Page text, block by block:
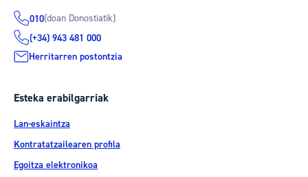
010(doan Donostiatik)
(+34) 943 481 000
Herritarren postontzia
Esteka erabilgarriak
Lan-eskaintza
Kontratatzailearen profila
Egoitza elektronikoa